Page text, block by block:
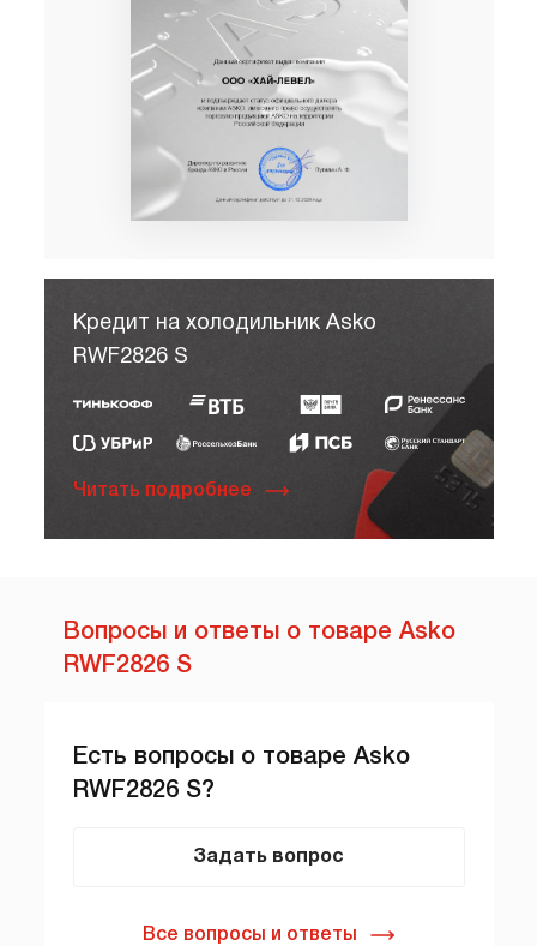
Кредит на холодильник Asko
RWF2826 S
Читать подробнее
Вопросы и ответы о товаре Asko
RWF2826 S
Есть вопросы о товаре Asko
RWF2826 S?
Задать вопрос
Все вопросы и ответы